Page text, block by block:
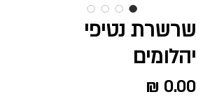
שרשרת נטיפי
יהלומים